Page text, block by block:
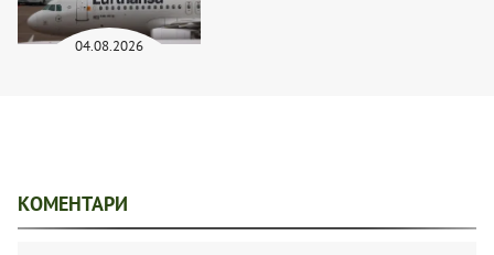
04.08.2026
КОМЕНТАРИ